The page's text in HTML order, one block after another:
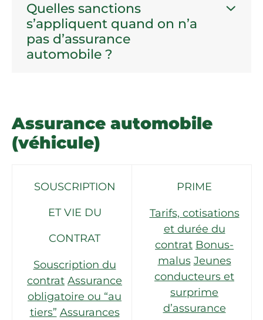
Quelles sanctions
s’appliquent quand on n’a
pas d’assurance
automobile ?
Assurance automobile
(véhicule)
SOUSCRIPTION
ET VIE DU
CONTRAT
Souscription du
contrat Assurance
obligatoire ou “au
tiers” Assurances
PRIME
Tarifs, cotisations
et durée du
contrat Bonus-
malus Jeunes
conducteurs et
surprime
d’assurance